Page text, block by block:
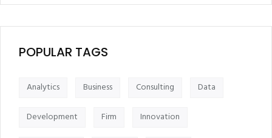
POPULAR TAGS
Analytics Business Consulting Data
Development Firm Innovation